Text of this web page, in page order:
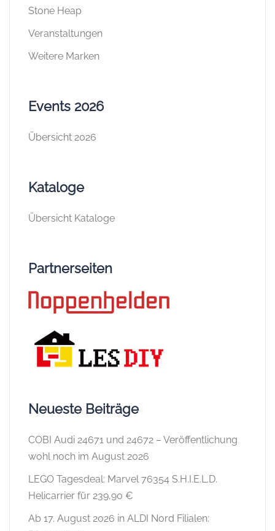
Stone Heap
Veranstaltungen
Weitere Marken
Events 2026
Übersicht 2026
Kataloge
Übersicht Kataloge
Partnerseiten
Neueste Beiträge
COBI Audi 24671 und 24672 – Veröffentlichung
wohl noch im August 2026
LEGO Tagesdeal: Marvel 76354 S.H.I.E.L.D.
Helicarrier für 239,90 €
Ab 17. August 2026 in ALDI Nord Filialen: